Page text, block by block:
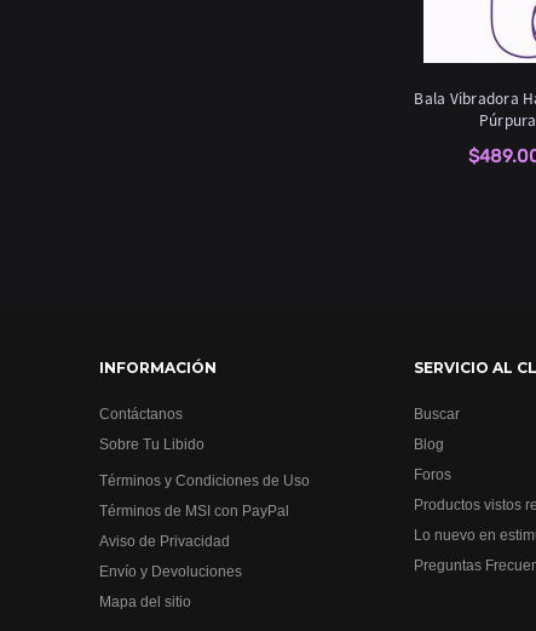
Bala Vibradora
Púrpura
INFORMACIÓN
Contáctanos
Sobre Tu Libido
Términos y Condiciones de Uso
Términos de MSI con PayPal
Aviso de Privacidad
Envío y Devoluciones
Mapa del sitio
SERVICIO AL
Buscar
Blog
Foros
Productos vistos
Lo nuevo en
Preguntas